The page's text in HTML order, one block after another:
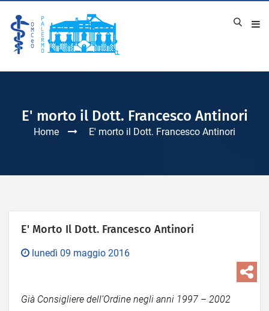
E' morto il Dott. Francesco Antinori
Home E' morto il Dott. Francesco Antinori
E' Morto Il Dott. Francesco Antinori
lunedì 09 maggio 2016
Già Consigliere dell’Ordine negli anni 1997 – 2002